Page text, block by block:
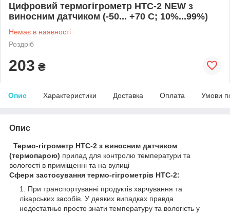
Цифровий термогігрометр HTC-2 NEW з
виносним датчиком (-50... +70 С; 10%...99%)
Немає в наявності
Роздріб
203 ₴
Опис Характеристики Доставка Оплата Умови
Опис
Термо-гігрометр HTC-2 з виносним датчиком
(термопарою) прилад для контролю температури та
вологості в приміщенні та на вулиці
Сфери застосування термо-гігрометрів НТС-2:
При транспортуванні продуктів харчування та
лікарських засобів. У деяких випадках правда
недостатньо просто знати температуру та вологість у